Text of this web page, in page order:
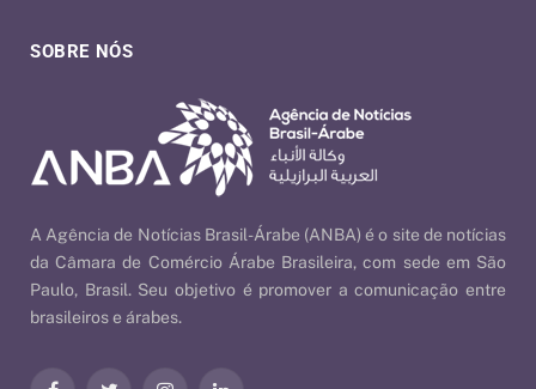
SOBRE NÓS
A Agência de Notícias Brasil-Árabe (ANBA) é o site de notícias
da Câmara de Comércio Árabe Brasileira, com sede em São
Paulo, Brasil. Seu objetivo é promover a comunicação entre
brasileiros e árabes.